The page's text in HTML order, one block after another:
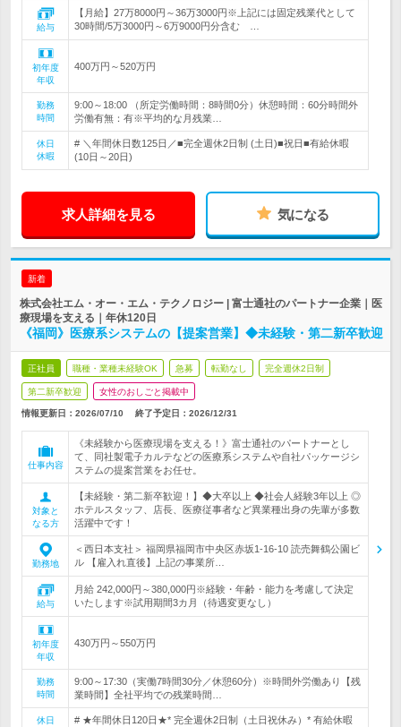
給与
【月給】27万8000円～36万3000円※上記には固定残業代として
30時間/5万3000円～6万9000円分含む …
初年度
年収
400万円～520万円
勤務
時間
9:00～18:00 （所定労働時間：8時間0分）休憩時間：60分時間外
労働有無：有※平均的な月残業…
休日
休暇
# ＼年間休日数125日／■完全週休2日制 (土日)■祝日■有給休暇
(10日～20日)
求人詳細を見る 気になる
新着
株式会社エム・オー・エム・テクノロジー | 富士通社のパートナー企業｜医
療現場を支える｜年休120日
《福岡》医療系システムの【提案営業】◆未経験・第二新卒歓迎
正社員 職種・業種未経験OK 急募 転勤なし 完全週休2日制
第二新卒歓迎 女性のおしごと掲載中
情報更新日：2026/07/10 終了予定日： 2026/12/31
仕事内容
《未経験から医療現場を支える！》富士通社のパートナーとし
て、同社製電子カルテなどの医療系システムや自社パッケージシ
ステムの提案営業をお任せ。
対象と
なる方
【未経験・第二新卒歓迎！】◆大卒以上 ◆社会人経験3年以上 ◎
ホテルスタッフ、店長、医療従事者など異業種出身の先輩が多数
活躍中です！
勤務地
＜西日本支社＞ 福岡県福岡市中央区赤坂1-16-10 読売舞鶴公園ビ
ル 【雇入れ直後】上記の事業所…
給与
月給 242,000円～380,000円※経験・年齢・能力を考慮して決定
いたします※試用期間3カ月（待遇変更なし）
初年度
年収
430万円～550万円
勤務
時間
9:00～17:30（実働7時間30分／休憩60分）※時間外労働あり【残
業時間】全社平均での残業時間…
休日
# ★年間休日120日★* 完全週休2日制（土日祝休み）* 有給休暇